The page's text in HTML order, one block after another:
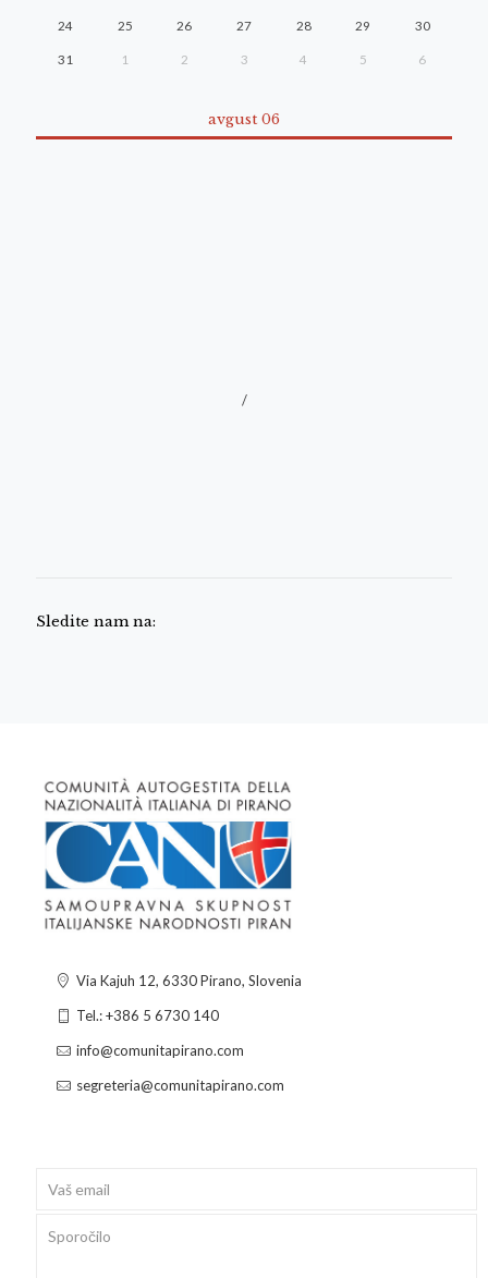
24 25 26 27 28 29 30
31 1 2 3 4 5 6
avgust 06
/
Sledite nam na:
Via Kajuh 12, 6330 Pirano, Slovenia
Tel.: +386 5 6730 140
info@comunitapirano.com
segreteria@comunitapirano.com